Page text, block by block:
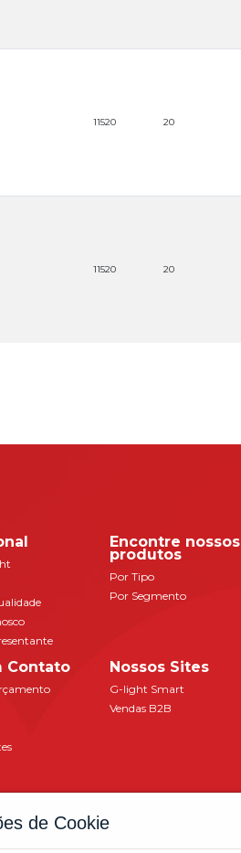
11520 20
11520 20
Encontre nossos
produtos
Por Tipo
Por Segmento
Contato Nossos Sites
G-light Smart
Vendas B2B
de Cookie